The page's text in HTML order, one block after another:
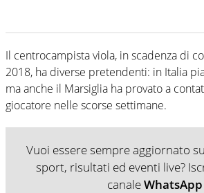
Il centrocampista viola, in scadenza di
2018, ha diverse pretendenti: in Italia
ma anche il Marsiglia ha provato a
giocatore nelle scorse settimane.
Vuoi essere sempre aggiornato
sport, risultati ed eventi live?
canaleWhatsApp